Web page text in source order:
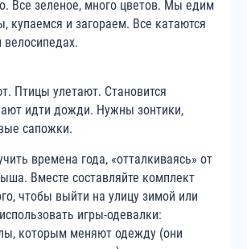
Все зеленое, много цветов. Мы едим
купаемся и загораем. Все катаются
велосипедах.
Птицы улетают. Становится
идти дожди. Нужны зонтики,
сапожки.
времена года, «отталкиваясь» от
Вместе составляйте комплект
чтобы выйти на улицу зимой или
игры-одевалки:
которым меняют одежду (они